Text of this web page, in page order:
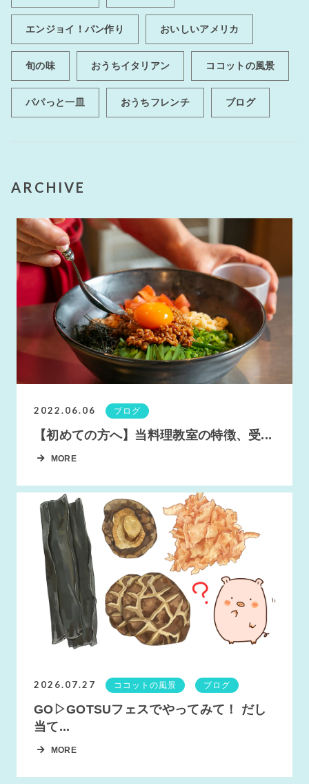
エンジョイ！パン作り おいしいアメリカ
旬の味 おうちイタリアン ココットの風景
パパっと一皿 おうちフレンチ ブログ
ARCHIVE
2022.06.06 ブログ
【初めての方へ】当料理教室の特徴、受...
MORE
2026.07.27 ココットの風景 ブログ
GO▷GOTSUフェスでやってみて！ だし
当て...
MORE